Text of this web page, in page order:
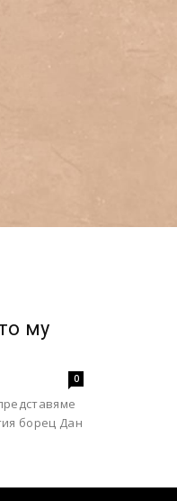
му
0
борец Дан